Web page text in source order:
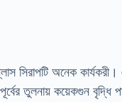
সিরাপটি অনেক
তুলনায় কয়েকগুন বৃদ্ধি